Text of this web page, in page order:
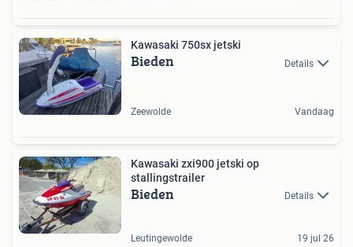
Kawasaki 750sx jetski
Bieden Details
Zeewolde Vandaag
Kawasaki zxi900 jetski op
stallingstrailer
Bieden Details
Leutingewolde 19 jul 26